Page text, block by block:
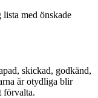
med önskade
skickad, godkänd,
är otydliga blir
förvalta.